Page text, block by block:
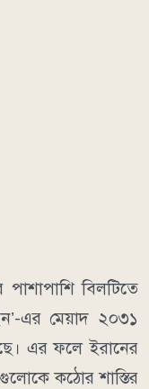
পাশাপাশি বিলটিতে
এর মেয়াদ ২০৩১
এর ফলে ইরানের
কঠোর শাস্তির